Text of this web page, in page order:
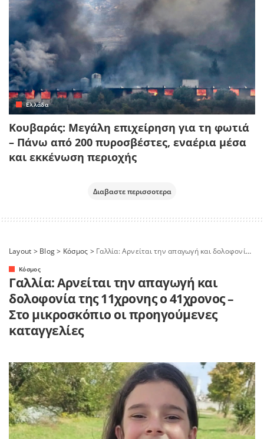
Ελλάδα
Κουβαράς: Μεγάλη επιχείρηση για τη φωτιά
– Πάνω από 200 πυροσβέστες, εναέρια μέσα
και εκκένωση περιοχής
Διαβαστε περισσοτερα
Layout > Blog> Κόσμος > Γαλλία: Αρνείται την απαγωγή και δολοφονία της 11χρονης ο 41χρονος – Στο μικροσκόπιο οι προηγούμενες καταγγελίες
Κόσμος
Γαλλία: Αρνείται την απαγωγή και
δολοφονία της 11χρονης ο 41χρονος –
Στο μικροσκόπιο οι προηγούμενες
καταγγελίες